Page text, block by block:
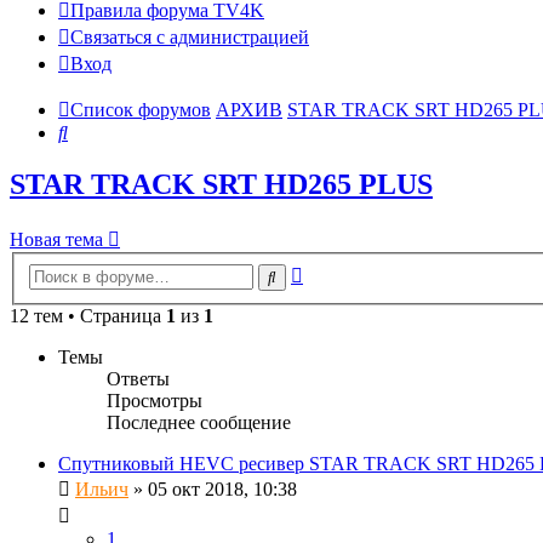
Правила форума TV4K
Связаться с администрацией
Вход
Список форумов АРХИВ STAR TRACK SRT HD265
Поиск
STAR TRACK SRT HD265 PLUS
Новая тема
Поиск
12 тем • Страница 1 из 1
Темы
Ответы
Просмотры
Последнее сообщение
Спутниковый HEVC ресивер STAR TRACK SRT HD265
Ильич » 05 окт 2018, 10:38
1